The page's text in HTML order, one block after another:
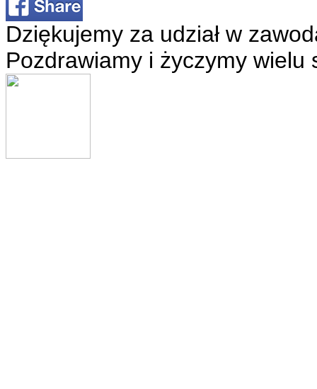
Dziękujemy za udział w
Pozdrawiamy i życzymy wielu